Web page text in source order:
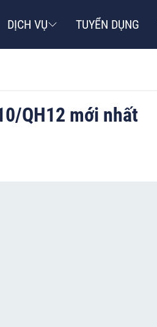
DỊCH VỤ TUYỂN DỤNG
QH12 mới nhất